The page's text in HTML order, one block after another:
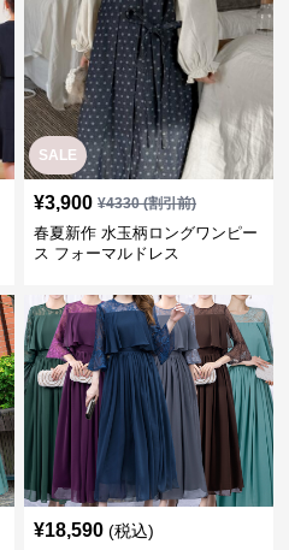
SALE
¥3,900 ¥4330(割引前)
春夏新作 水玉柄ロングワンピー
ス フォーマルドレス
¥18,590 (税込)